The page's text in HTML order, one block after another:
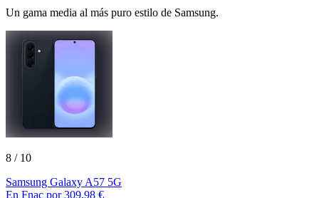
Un gama media al más puro estilo de Samsung.
8 / 10
Samsung Galaxy A57 5G
En Fnac por 309,98 €